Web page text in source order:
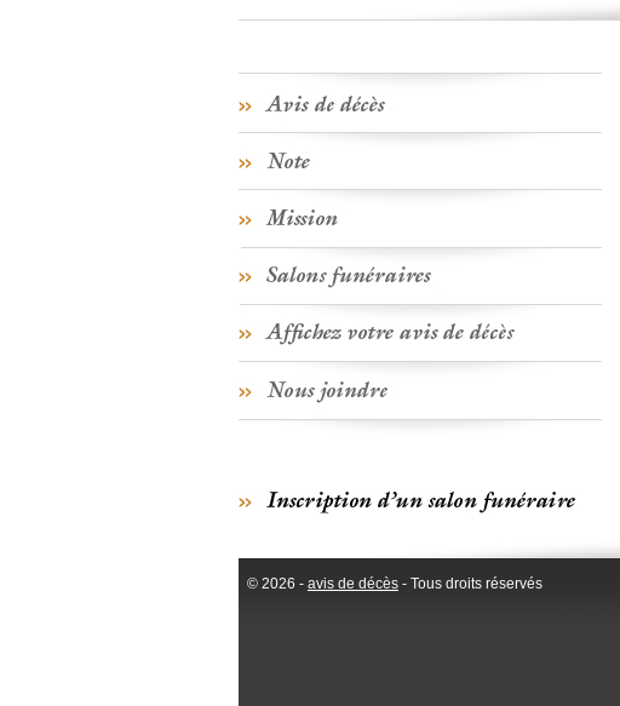
© 2026 - avis de décès - Tous droits réservés